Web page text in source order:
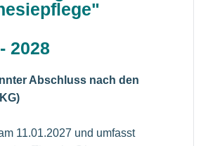
2028
Abschluss nach den
11.01.2027 und umfasst